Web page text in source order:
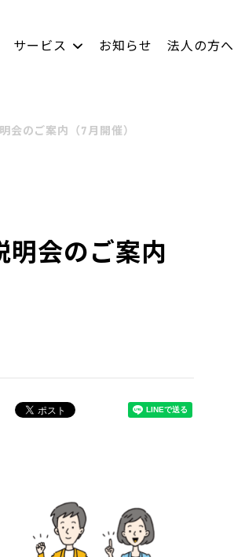
サービス
ムラカラ 双極はたらくチャレンジ
お知らせ 法人の方へ
数字で見るリヴァ
会のご案内（7月開催）
明会のご案内